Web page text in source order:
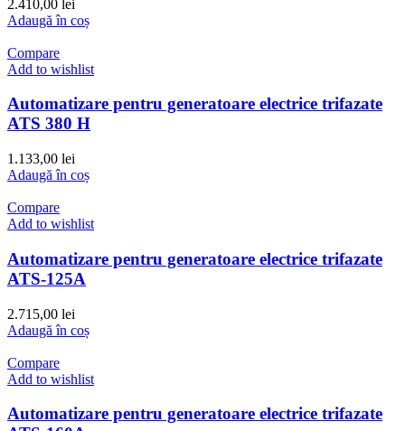
2.410,00 lei
Adaugă în coș
Compare
Add to wishlist
Automatizare pentru generatoare electrice trifazate
ATS 380 H
1.133,00 lei
Adaugă în coș
Compare
Add to wishlist
Automatizare pentru generatoare electrice trifazate
ATS-125A
2.715,00 lei
Adaugă în coș
Compare
Add to wishlist
Automatizare pentru generatoare electrice trifazate